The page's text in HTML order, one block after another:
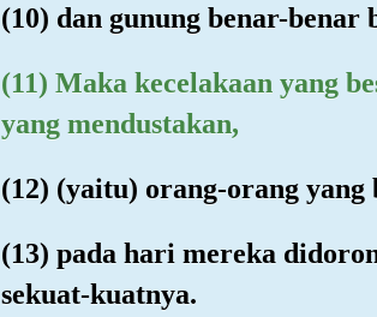
(10) dan gunung benar-benar
(11) Maka kecelakaan yang
yang mendustakan,
(12) (yaitu) orang-orang
(13) pada hari mereka
sekuat-kuatnya.